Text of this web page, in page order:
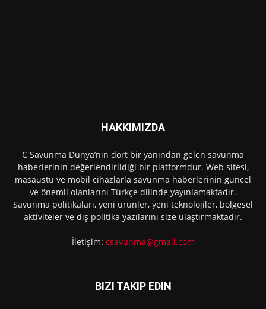
HAKKIMIZDA
C Savunma Dünya’nın dört bir yanından gelen savunma
haberlerinin değerlendirildiği bir platformdur. Web sitesi,
masaüstü ve mobil cihazlarla savunma haberlerinin güncel
ve önemli olanlarını Türkçe dilinde yayınlamaktadır.
Savunma politikaları, yeni ürünler, yeni teknolojiler, bölgesel
aktiviteler ve dış politika yazılarını size ulaştırmaktadır.
İletişim: csavunma@gmail.com
BIZI TAKIP EDIN